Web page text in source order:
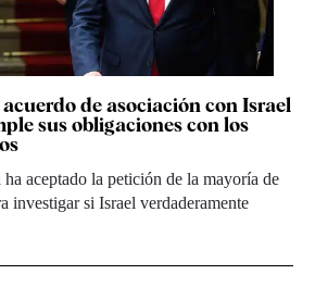
de asociación con Israel
sus obligaciones con los
aceptado la petición de la mayoría de
investigar si Israel verdaderamente